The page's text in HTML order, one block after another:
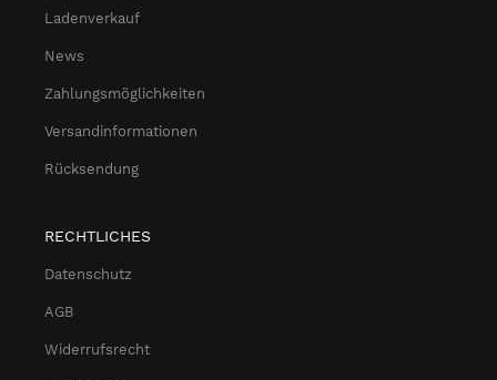
Ladenverkauf
News
Zahlungsmöglichkeiten
Versandinformationen
Rücksendung
RECHTLICHES
Datenschutz
AGB
Widerrufsrecht